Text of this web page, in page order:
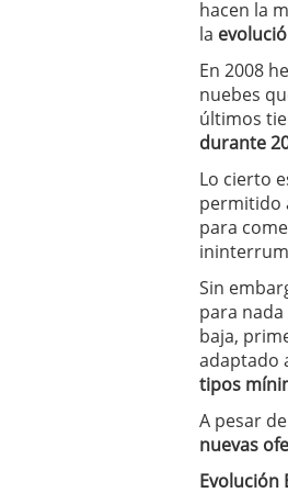
hacen la
la
En 2008
nuebes
últimos
durante
Lo cierto
permitido
para
Sin
para
baja,
adaptado
tipos
A pesar
nuevas
Evolución